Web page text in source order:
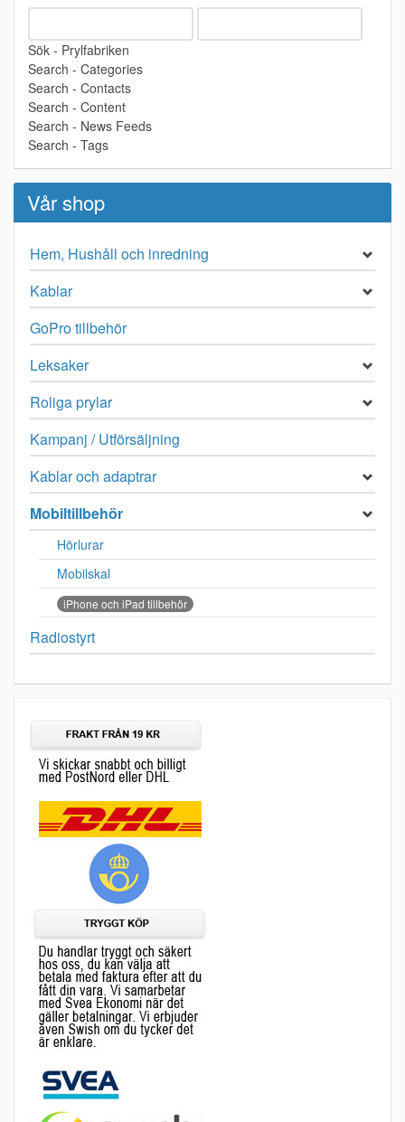
Sök - Prylfabriken
Search - Categories
Search - Contacts
Search - Content
Search - News Feeds
Search - Tags
Vår shop
Hem, Hushåll och inredning
Kablar
GoPro tillbehör
Leksaker
Roliga prylar
Kampanj / Utförsäljning
Kablar och adaptrar
Mobiltillbehör
Hörlurar
Mobilskal
iPhone och iPad tillbehör
Radiostyrt